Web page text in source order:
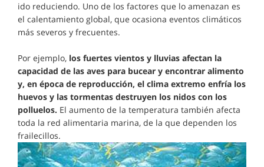
ido reduciendo. Uno de los factores que lo amenazan es
el calentamiento global, que ocasiona eventos climáticos
más severos y frecuentes.
Por ejemplo, los fuertes vientos y lluvias afectan la
capacidad de las aves para bucear y encontrar alimento
y, en época de reproducción, el clima extremo enfría los
huevos y las tormentas destruyen los nidos con los
polluelos. El aumento de la temperatura también afecta
toda la red alimentaria marina, de la que dependen los
frailecillos.